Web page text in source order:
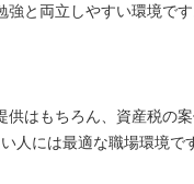
と両立しやすい環境で
はもちろん、資産税の
人には最適な職場環境で